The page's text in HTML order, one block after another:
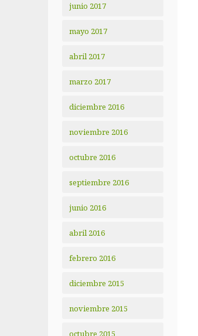
junio 2017
mayo 2017
abril 2017
marzo 2017
diciembre 2016
noviembre 2016
octubre 2016
septiembre 2016
junio 2016
abril 2016
febrero 2016
diciembre 2015
noviembre 2015